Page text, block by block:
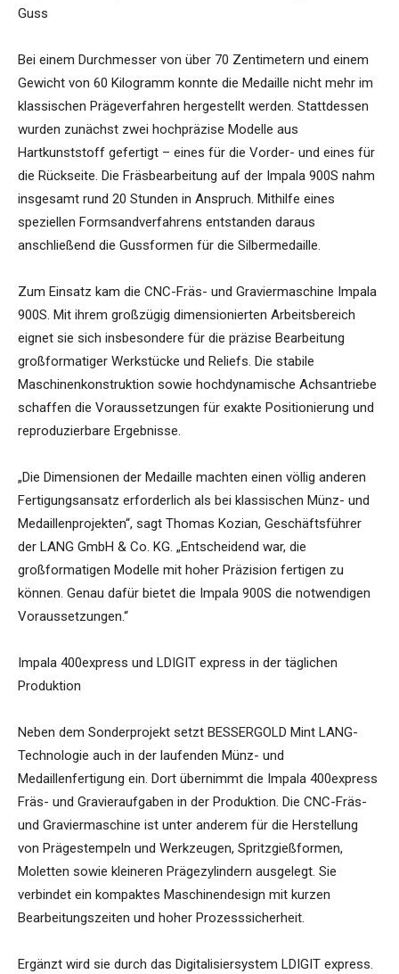
Guss
Bei einem Durchmesser von über 70 Zentimetern und einem
Gewicht von 60 Kilogramm konnte die Medaille nicht mehr im
klassischen Prägeverfahren hergestellt werden. Stattdessen
wurden zunächst zwei hochpräzise Modelle aus
Hartkunststoff gefertigt – eines für die Vorder- und eines für
die Rückseite. Die Fräsbearbeitung auf der Impala 900S nahm
insgesamt rund 20 Stunden in Anspruch. Mithilfe eines
speziellen Formsandverfahrens entstanden daraus
anschließend die Gussformen für die Silbermedaille.
Zum Einsatz kam die CNC-Fräs- und Graviermaschine Impala
900S. Mit ihrem großzügig dimensionierten Arbeitsbereich
eignet sie sich insbesondere für die präzise Bearbeitung
großformatiger Werkstücke und Reliefs. Die stabile
Maschinenkonstruktion sowie hochdynamische Achsantriebe
schaffen die Voraussetzungen für exakte Positionierung und
reproduzierbare Ergebnisse.
„Die Dimensionen der Medaille machten einen völlig anderen
Fertigungsansatz erforderlich als bei klassischen Münz- und
Medaillenprojekten“, sagt Thomas Kozian, Geschäftsführer
der LANG GmbH & Co. KG. „Entscheidend war, die
großformatigen Modelle mit hoher Präzision fertigen zu
können. Genau dafür bietet die Impala 900S die notwendigen
Voraussetzungen.“
Impala 400express und LDIGIT express in der täglichen
Produktion
Neben dem Sonderprojekt setzt BESSERGOLD Mint LANG-
Technologie auch in der laufenden Münz- und
Medaillenfertigung ein. Dort übernimmt die Impala 400express
Fräs- und Gravieraufgaben in der Produktion. Die CNC-Fräs-
und Graviermaschine ist unter anderem für die Herstellung
von Prägestempeln und Werkzeugen, Spritzgießformen,
Moletten sowie kleineren Prägezylindern ausgelegt. Sie
verbindet ein kompaktes Maschinendesign mit kurzen
Bearbeitungszeiten und hoher Prozesssicherheit.
Ergänzt wird sie durch das Digitalisiersystem LDIGIT express.